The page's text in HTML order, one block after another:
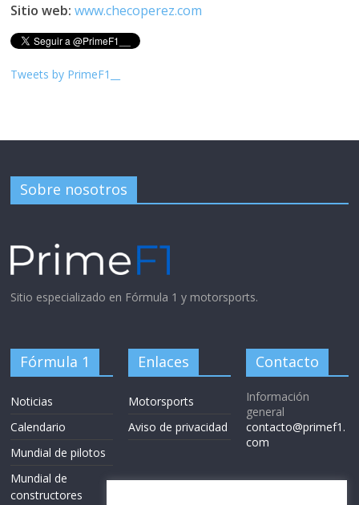
Sitio web: www.checoperez.com
Tweets by PrimeF1__
Sobre nosotros
Sitio especializado en Fórmula 1 y motorsports.
Fórmula 1
Noticias
Calendario
Mundial de pilotos
Mundial de
constructores
Enlaces
Motorsports
Aviso de privacidad
Contacto
Información
general
contacto@primef1.
com